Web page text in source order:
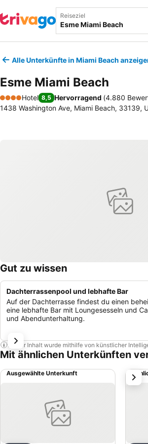
Reiseziel
Alle Unterkünfte in Miami Beach
Esme Miami Beach
4 Sterne
Hotel 8,5 Hervorragend (4.880
1438 Washington Ave, Miami Beach, 33139,
Gut zu wissen
Dachterrassenpool und lebhafte Bar
Auf der Dachterrasse findest du einen
eine lebhafte Bar mit Loungesesseln und
und Abendunterhaltung.
Dieser Inhalt wurde mithilfe von künstlicher
Mit ähnlichen Unterkünften
Ausgewählte Unterkunft